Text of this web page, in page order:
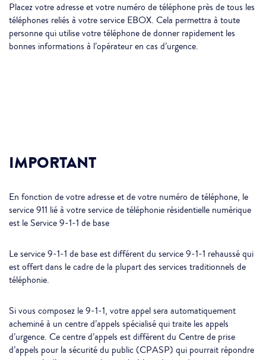
Placez votre adresse et votre numéro de téléphone près de tous les
téléphones reliés à votre service EBOX. Cela permettra à toute
personne qui utilise votre téléphone de donner rapidement les
bonnes informations à l’opérateur en cas d’urgence.
IMPORTANT
En fonction de votre adresse et de votre numéro de téléphone, le
service 911 lié à votre service de téléphonie résidentielle numérique
est le Service 9-1-1 de base
Le service 9-1-1 de base est différent du service 9-1-1 rehaussé qui
est offert dans le cadre de la plupart des services traditionnels de
téléphonie.
Si vous composez le 9-1-1, votre appel sera automatiquement
acheminé à un centre d’appels spécialisé qui traite les appels
d’urgence. Ce centre d’appels est différent du Centre de prise
d’appels pour la sécurité du public (CPASP) qui pourrait répondre